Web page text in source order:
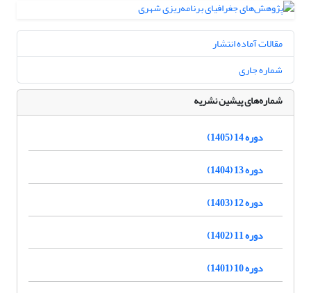
مقالات آماده انتشار
شماره جاری
شماره‌های پیشین نشریه
دوره 14 (1405)
دوره 13 (1404)
دوره 12 (1403)
دوره 11 (1402)
دوره 10 (1401)